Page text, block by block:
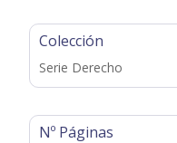
Colección
Serie Derecho
Nº Páginas